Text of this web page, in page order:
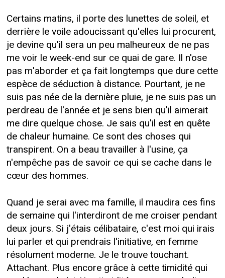
Certains matins, il porte des lunettes de soleil, et
derrière le voile adoucissant qu'elles lui procurent,
je devine qu'il sera un peu malheureux de ne pas
me voir le week-end sur ce quai de gare. Il n'ose
pas m'aborder et ça fait longtemps que dure cette
espèce de séduction à distance. Pourtant, je ne
suis pas née de la dernière pluie, je ne suis pas un
perdreau de l'année et je sens bien qu'il aimerait
me dire quelque chose. Je sais qu'il est en quête
de chaleur humaine. Ce sont des choses qui
transpirent. On a beau travailler à l'usine, ça
n'empêche pas de savoir ce qui se cache dans le
cœur des hommes.
Quand je serai avec ma famille, il maudira ces fins
de semaine qui l'interdiront de me croiser pendant
deux jours. Si j'étais célibataire, c'est moi qui irais
lui parler et qui prendrais l'initiative, en femme
résolument moderne. Je le trouve touchant.
Attachant. Plus encore grâce à cette timidité qui